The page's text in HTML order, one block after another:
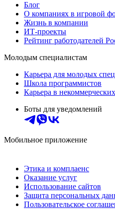
Блог
О компаниях в игровой
Жизнь в компании
ИТ-проекты
Рейтинг работодателей
Молодым специалистам
Карьера для молодых
Школа программистов
Карьера в
Боты для уведомлений
Мобильное приложение
Этика и комплаенс
Оказание услуг
Использование сайтов
Защита персональных
Пользовательское